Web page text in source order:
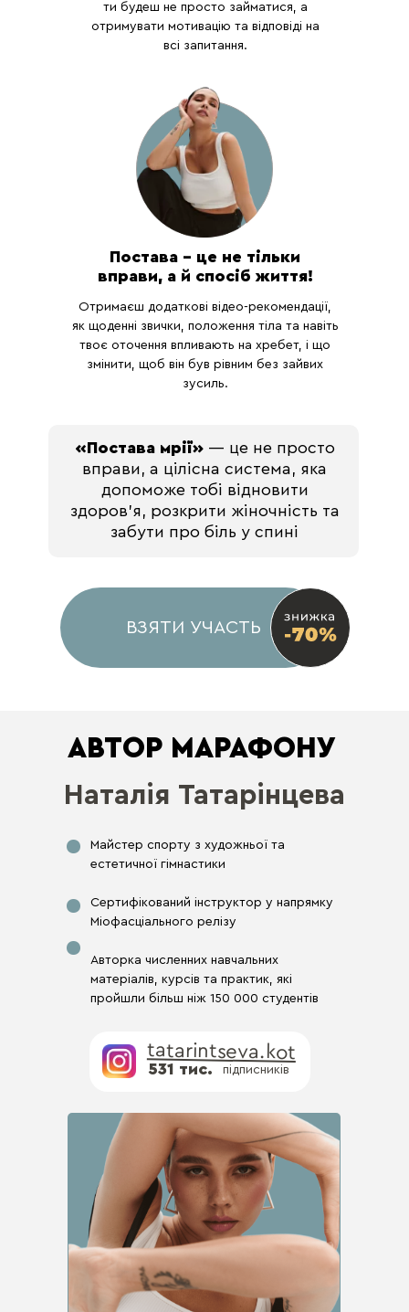
Постава – це не тільки
вправи, а й спосіб життя!
«Постава мрії» — це не просто
вправи, а цілісна система, яка
допоможе тобі відновити
здоров’я, розкрити жіночність та
забути про біль у спині
Отримаєш додаткові відео-рекомендації,
як щоденні звички, положення тіла та навіть
твоє оточення впливають на хребет, і що
змінити, щоб він був рівним без зайвих
зусиль.
ти будеш не просто займатися, а
отримувати мотивацію та відповіді на
всі запитання.
ВЗЯТИ УЧАСТЬ
Наталія Татарінцева
АВТОР МАРАФОНУ
Майстер спорту з художньої та
естетичної гімнастики
Сертифікований інструктор у напрямку
Міофасціального релізу
Авторка численних навчальних
матеріалів, курсів та практик, які
пройшли більш ніж 150 000 студентів
tatarintseva.kot
531 тис. підписників